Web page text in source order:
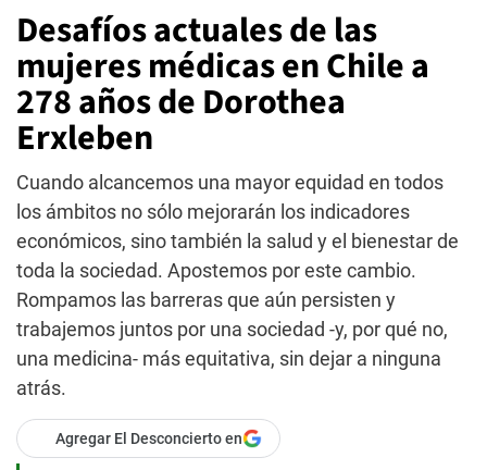
Desafíos actuales de las
mujeres médicas en Chile a
278 años de Dorothea
Erxleben
Cuando alcancemos una mayor equidad en todos
los ámbitos no sólo mejorarán los indicadores
económicos, sino también la salud y el bienestar de
toda la sociedad. Apostemos por este cambio.
Rompamos las barreras que aún persisten y
trabajemos juntos por una sociedad -y, por qué no,
una medicina- más equitativa, sin dejar a ninguna
atrás.
Agregar El Desconcierto en